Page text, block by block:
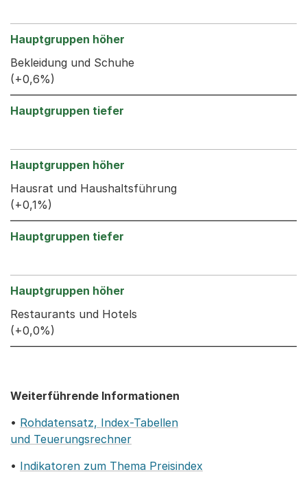
Bekleidung und Schuhe
(+0,6%)
Hausrat und Haushaltsführung
(+0,1%)
Restaurants und Hotels
(+0,0%)
Weiterführende Informationen
• Rohdatensatz, Index-Tabellen
und Teuerungsrechner
• Indikatoren zum Thema Preisindex